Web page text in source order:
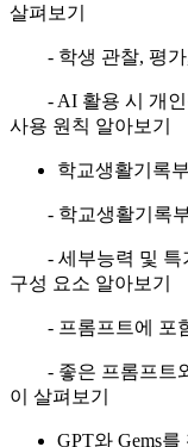
살펴보기
- 학생 관찰, 평가,
- AI 활용 시 개인
사용 원칙 알아보기
학교생활기록
- 학교생활기록부
- 세부능력 및 특
구성 요소 알아보기
- 프롬프트에 포함
- 좋은 프롬프트와
이 살펴보기
GPT와 Gems